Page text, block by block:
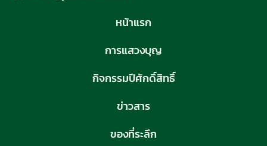
หน้าแรก
การแสวงบุญ
กิจกรรมปีศักดิ์สิทธิ์
ข่าวสาร
ของที่ระลึก